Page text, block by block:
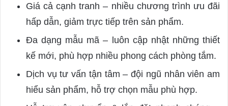
Giá cả cạnh tranh – nhiều chương trình ưu đãi
hấp dẫn, giảm trực tiếp trên sản phẩm.
Đa dạng mẫu mã – luôn cập nhật những thiết
kế mới, phù hợp nhiều phong cách phòng tắm.
Dịch vụ tư vấn tận tâm – đội ngũ nhân viên am
hiểu sản phẩm, hỗ trợ chọn mẫu phù hợp.